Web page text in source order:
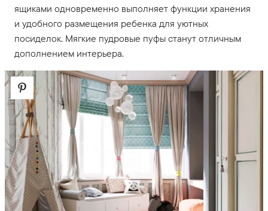
ящиками одновременно выполняет функции хранения
и удобного размещения ребенка для уютных
посиделок. Мягкие пудровые пуфы станут отличным
дополнением интерьера.